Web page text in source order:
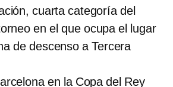
cuarta categoría del
en el que ocupa el lugar
de descenso a Tercera
en la Copa del Rey